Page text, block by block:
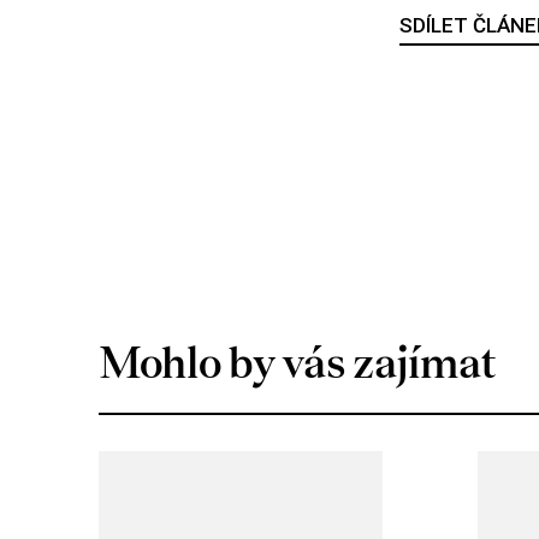
SDÍLET
Mohlo by vás zajímat